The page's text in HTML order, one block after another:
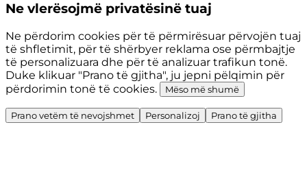
Ne vlerësojmë privatësinë tuaj
Ne përdorim cookies për të përmirësuar përvojën tuaj
të shfletimit, për të shërbyer reklama ose përmbajtje
të personalizuara dhe për të analizuar trafikun tonë.
Duke klikuar "Prano të gjitha", ju jepni pëlqimin për
përdorimin tonë të cookies.
Mëso më shumë
Prano vetëm të nevojshmet Personalizoj Prano të gjitha